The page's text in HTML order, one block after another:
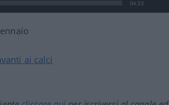
04:33
ai calci